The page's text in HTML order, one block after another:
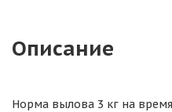
Описание
Норма вылова 3 кг на